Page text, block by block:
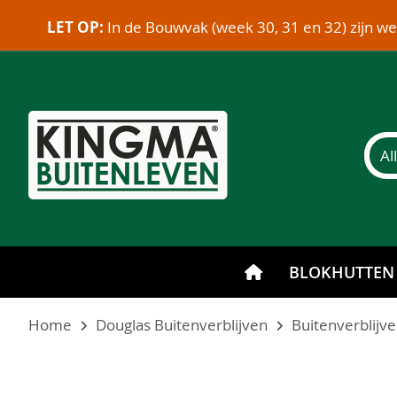
LET OP: In de Bouwvak (week 30, 31 en 32) zijn
Home Douglas Buitenverblijven